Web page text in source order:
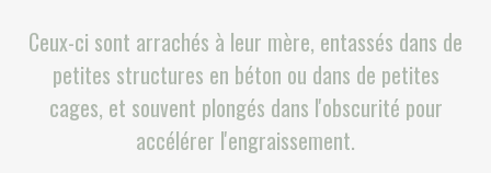
Ceux-ci sont arrachés à leur mère, entassés dans de
petites structures en béton ou dans de petites
cages, et souvent plongés dans l'obscurité pour
accélérer l'engraissement.